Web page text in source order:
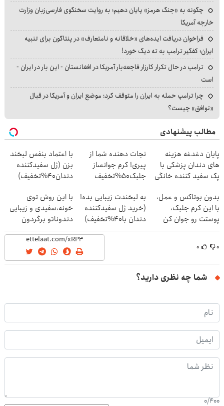
چگونه به «جنگ هرمز» پایان دهیم؛ به روایت سخنگوی فارسی‌زبان وزارت
خارجه آمریکا
فراخوان دریافت ایده‌های «خلاقانه و نامتعارف» در پنتاگون برای تنبیه
ایران؛ کفگیر ترامپ به ته دیگ خورد!
ترامپ در حال تکرار کارزار فاجعه‌بار آمریکا در افغانستان - این بار در ایران -
است
چرا ترامپ حمله به ایران را متوقف کرد؛ موضع ایران و آمریکا در قبال
«توافق» چیست؟
مطالب پیشنهادی
پایان دغدغه هزینه
های دندان پزشکی با
پک سفید کننده خانگی
نجات دهنده شما از
پیری! کرم جوانساز
جلبک50%تخفیف
با اعتماد بنفس لبخند
بزن (ژل سفیدکننده
دندان40%تخفیف)
بدون بوتاکس و عمل،
با این کرم جلبک،
پوستت رو جوان کن
به لبخندت زیبایی بده!
(خرید ژل سفیدکننده
دندان با40%تخفیف)
با این روش توی
خونه،سفیدی و زیبایی
دندوناتو برگردون
(40%off)
۰ ۰
شما چه نظری دارید؟
0/400